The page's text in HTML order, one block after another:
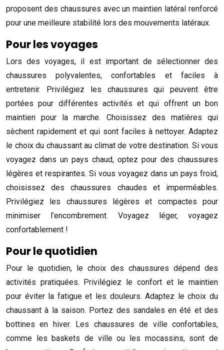
proposent des chaussures avec un maintien latéral renforcé
pour une meilleure stabilité lors des mouvements latéraux.
Pour les voyages
Lors des voyages, il est important de sélectionner des
chaussures polyvalentes, confortables et faciles à
entretenir. Privilégiez les chaussures qui peuvent être
portées pour différentes activités et qui offrent un bon
maintien pour la marche. Choisissez des matières qui
sèchent rapidement et qui sont faciles à nettoyer. Adaptez
le choix du chaussant au climat de votre destination. Si vous
voyagez dans un pays chaud, optez pour des chaussures
légères et respirantes. Si vous voyagez dans un pays froid,
choisissez des chaussures chaudes et imperméables.
Privilégiez les chaussures légères et compactes pour
minimiser l’encombrement. Voyagez léger, voyagez
confortablement !
Pour le quotidien
Pour le quotidien, le choix des chaussures dépend des
activités pratiquées. Privilégiez le confort et le maintien
pour éviter la fatigue et les douleurs. Adaptez le choix du
chaussant à la saison. Portez des sandales en été et des
bottines en hiver. Les chaussures de ville confortables,
comme les baskets de ville ou les mocassins, sont de